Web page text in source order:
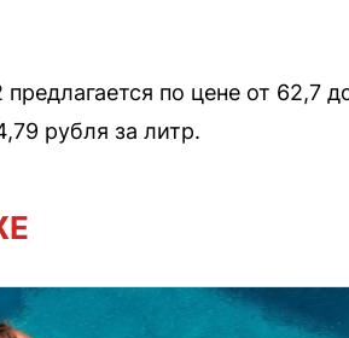
по цене от 62,7
рубля за литр.